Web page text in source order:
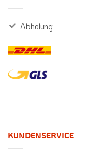
Abholung
KUNDENSERVICE